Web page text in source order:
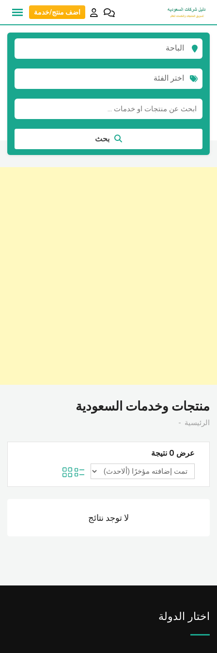
انتقل
المحتوى
اضف منتج/خدمة
الباحة
اختر الفئة
بحث
منتجات وخدمات السعودية
الرئيسية
عرض 0 نتيجة
لا توجد نتائج
اختار الدولة